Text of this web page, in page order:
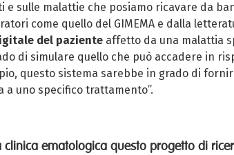
sulle malattie che posiamo ricavare da
come quello del GIMEMA e dalla
del paziente affetto da una malattia
di simulare quello che può accadere in
questo sistema sarebbe in grado di
a uno specifico trattamento”.
ematologica questo progetto di